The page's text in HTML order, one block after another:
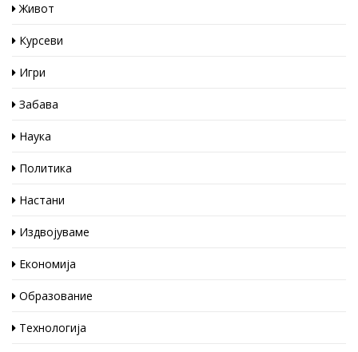
Живот
Курсеви
Игри
Забава
Наука
Политика
Настани
Издвојуваме
Економија
Образование
Технологија